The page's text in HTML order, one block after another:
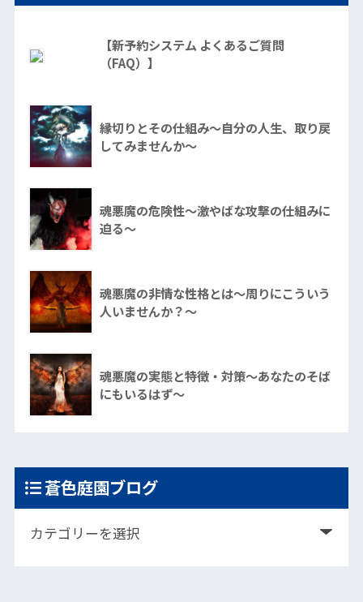
【新予約システム よくあるご質問
（FAQ）】
縁切りとその仕組み～自分の人生、取り戻
してみませんか～
魂悪魔の危険性～激やばな攻撃の仕組みに
迫る～
魂悪魔の非情な性格とは～周りにこういう
人いませんか？～
魂悪魔の実態と特徴・対策～あなたのそば
にもいるはず～
蒼色庭園ブログ